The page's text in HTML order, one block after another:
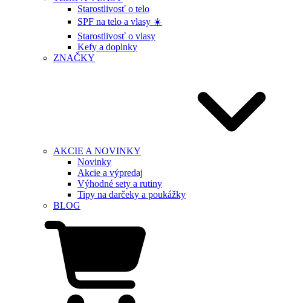
Starostlivosť o telo
SPF na telo a vlasy ☀️
Starostlivosť o vlasy
Kefy a doplnky
ZNAČKY
AKCIE A NOVINKY
Novinky
Akcie a výpredaj
Výhodné sety a rutiny
Tipy na darčeky a poukážky
BLOG